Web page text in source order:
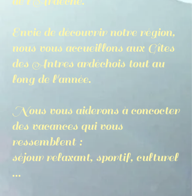
Envie de découvrir notre région,
nous vous accueillons aux Gîtes
des Antres ardéchois tout au
long de l'année.
Nous vous aiderons à concocter
des vacances qui vous
ressemblent :
séjour relaxant, sportif, culturel
…